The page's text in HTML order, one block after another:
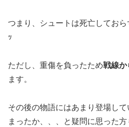
つまり、シュートは死亡しておら
ｯ
ただし、重傷を負ったため戦線か
ます。
その後の物語にはあまり登場し
まったか、、、と疑問に思った方